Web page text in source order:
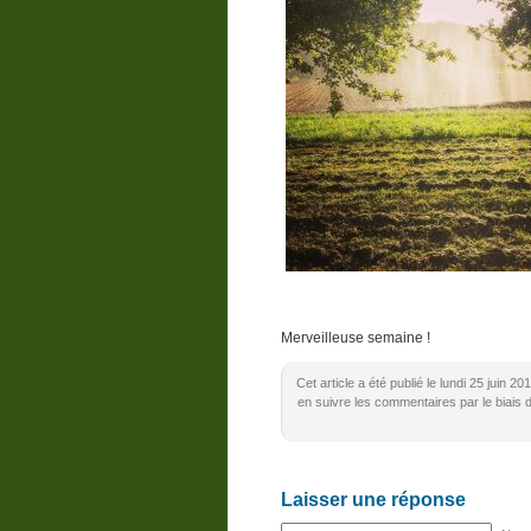
Merveilleuse semaine !
Cet article a été publié le lundi 25 juin
en suivre les commentaires par le biais
Laisser une réponse